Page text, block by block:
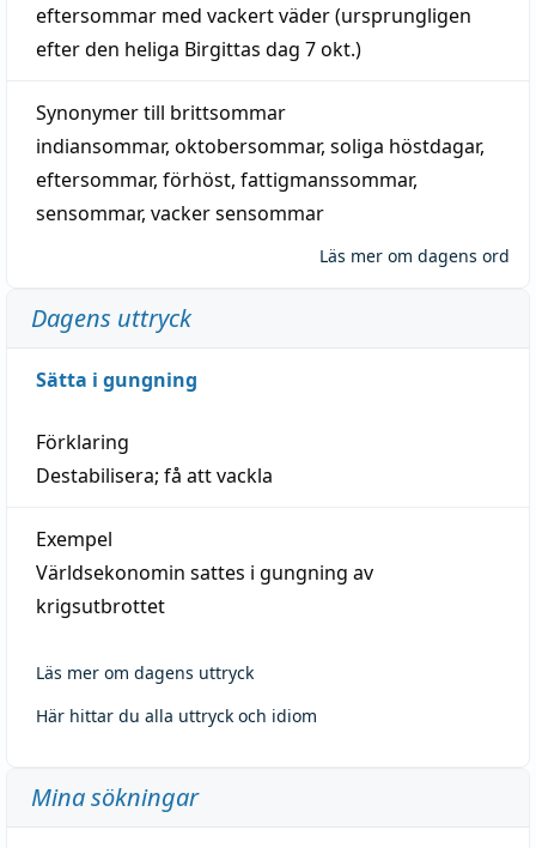
eftersommar med vackertväder(ursprungligen
efter den heliga Birgittas dag 7 okt.)
Synonymer till brittsommar
indiansommar, oktobersommar, soliga höstdagar,
eftersommar, förhöst, fattigmanssommar,
sensommar, vacker sensommar
Läs mer om dagens ord
Dagens uttryck
Sätta i gungning
Förklaring
Destabilisera; få att vackla
Exempel
Världsekonomin sattes i gungning av
krigsutbrottet
Läs mer om dagens uttryck
Här hittar du alla uttryck och idiom
Mina sökningar